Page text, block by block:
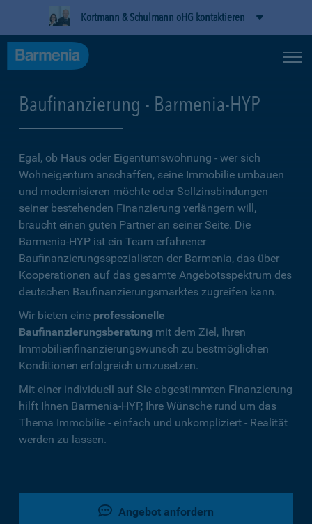
Kortmann & Schulmann oHG kontaktieren
Baufinanzierung - Barmenia-HYP
Egal, ob Haus oder Eigentumswohnung - wer sich
Wohneigentum anschaffen, seine Immobilie umbauen
und modernisieren möchte oder Sollzinsbindungen
seiner bestehenden Finanzierung verlängern will,
braucht einen guten Partner an seiner Seite. Die
Barmenia-HYP ist ein Team erfahrener
Baufinanzierungsspezialisten der Barmenia, das über
Kooperationen auf das gesamte Angebotsspektrum des
deutschen Baufinanzierungsmarktes zugreifen kann.
Wir bieten eine professionelle
Baufinanzierungsberatung mit dem Ziel, Ihren
Immobilienfinanzierungswunsch zu bestmöglichen
Konditionen erfolgreich umzusetzen.
Mit einer individuell auf Sie abgestimmten Finanzierung
hilft Ihnen Barmenia-HYP, Ihre Wünsche rund um das
Thema Immobilie - einfach und unkompliziert - Realität
werden zu lassen.
Angebot anfordern